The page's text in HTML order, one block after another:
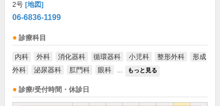
2号 [地図]
06-6836-1199
診療科目
内科 外科 消化器科 循環器科 小児科 整形外科
形成
外科
泌尿器科 肛門科 眼科 もっと見る
診療/受付時間・休診日